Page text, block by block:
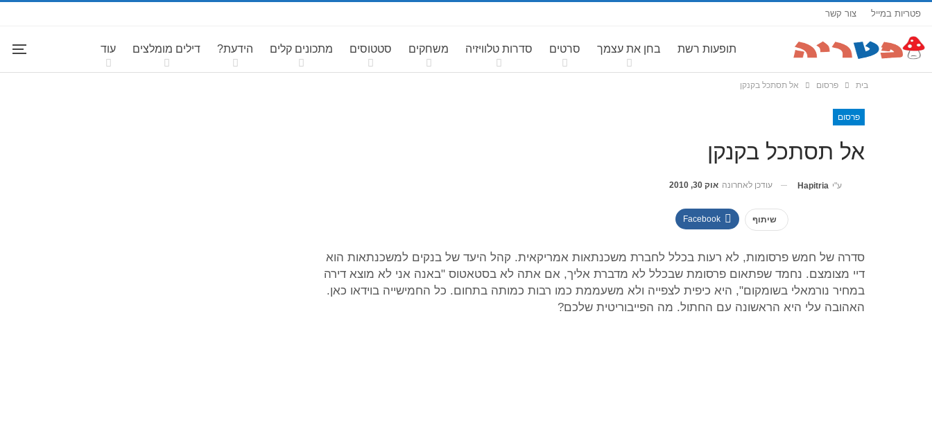
פטריות במייל צור קשר
תופעות רשת בחן את עצמך סרטים סדרות טלוויזיה משחקים סטטוסים מתכונים קלים הידעת? דילים מומלצים עוד
בית פרסום אל תסתכל בקנקן
פרסום
אל תסתכל בקנקן
ע"י Hapitria עודכן לאחרונה אוק 30, 2010
שיתוף Facebook
סדרה של חמש פרסומות, לא רעות בכלל לחברת משכנתאות אמריקאית. קהל היעד של בנקים למשכנתאות הוא
דיי מצומצם. נחמד שפתאום פרסומת שבכלל לא מדברת אליך, אם אתה לא בסטאטוס "באנה אני לא מוצא דירה
במחיר נורמאלי בשומקום", היא כיפית לצפייה ולא משעממת כמו רבות כמותה בתחום. כל החמישייה בוידאו כאן.
האהובה עלי היא הראשונה עם החתול. מה הפייבוריטית שלכם?